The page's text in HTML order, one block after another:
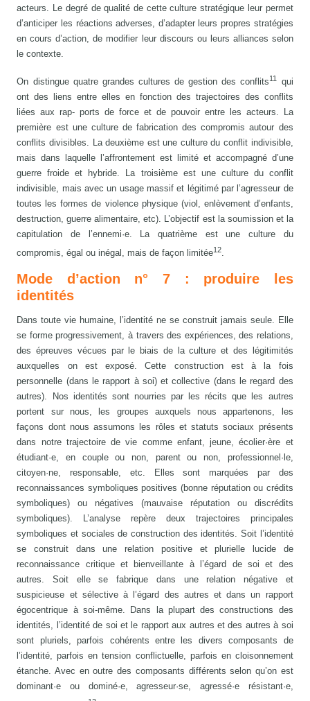
acteurs. Le degré de qualité de cette culture stratégique leur permet
d’anticiper les réactions adverses, d’adapter leurs propres stratégies
en cours d’action, de modifier leur discours ou leurs alliances selon
le contexte.
On distingue quatre grandes cultures de gestion des conflits11
qui
ont des liens entre elles en fonction des trajectoires des conflits
liées aux rap- ports de force et de pouvoir entre les acteurs. La
première est une culture de fabrication des compromis autour des
conflits divisibles. La deuxième est une culture du conflit indivisible,
mais dans laquelle l’affrontement est limité et accompagné d’une
guerre froide et hybride. La troisième est une culture du conflit
indivisible, mais avec un usage massif et légitimé par l’agresseur de
toutes les formes de violence physique (viol, enlèvement d’enfants,
destruction, guerre alimentaire, etc). L’objectif est la soumission et la
capitulation de l’ennemi·e. La quatrième est une culture du
compromis, égal ou inégal, mais de façon limitée12.
Mode d’action n° 7 : produire les
identités
Dans toute vie humaine, l’identité ne se construit jamais seule. Elle
se forme progressivement, à travers des expériences, des relations,
des épreuves vécues par le biais de la culture et des légitimités
auxquelles on est exposé. Cette construction est à la fois
personnelle (dans le rapport à soi) et collective (dans le regard des
autres). Nos identités sont nourries par les récits que les autres
portent sur nous, les groupes auxquels nous appartenons, les
façons dont nous assumons les rôles et statuts sociaux présents
dans notre trajectoire de vie comme enfant, jeune, écolier·ère et
étudiant·e, en couple ou non, parent ou non, professionnel·le,
citoyen·ne, responsable, etc. Elles sont marquées par des
reconnaissances symboliques positives (bonne réputation ou crédits
symboliques) ou négatives (mauvaise réputation ou discrédits
symboliques). L’analyse repère deux trajectoires principales
symboliques et sociales de construction des identités. Soit l’identité
se construit dans une relation positive et plurielle lucide de
reconnaissance critique et bienveillante à l’égard de soi et des
autres. Soit elle se fabrique dans une relation négative et
suspicieuse et sélective à l’égard des autres et dans un rapport
égocentrique à soi-même. Dans la plupart des constructions des
identités, l’identité de soi et le rapport aux autres et des autres à soi
sont pluriels, parfois cohérents entre les divers composants de
l’identité, parfois en tension conflictuelle, parfois en cloisonnement
étanche. Avec en outre des composants différents selon qu’on est
dominant·e ou dominé·e, agresseur·se, agressé·e résistant·e,